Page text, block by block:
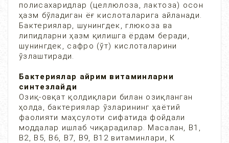
полисахаридлар (целлюлоза, лактоза) осон
ҳазм бўладиган ёғ кислоталарига айланади.
Бактериялар, шунингдек, глюкоза ва
липидларни ҳазм қилишга ёрдам беради,
шунингдек, сафро (ўт) кислоталарини
ўзлаштиради.
Бактериялар айрим витаминларни
синтезлайди
Озиқ-овқат қолдиқлари билан озиқланган
ҳолда, бактериялар ўзларининг ҳаётий
фаолияти маҳсулоти сифатида фойдали
моддалар ишлаб чиқарадилар. Масалан, B1,
B2, B5, B6, B7, B9, B12 витаминлари, К